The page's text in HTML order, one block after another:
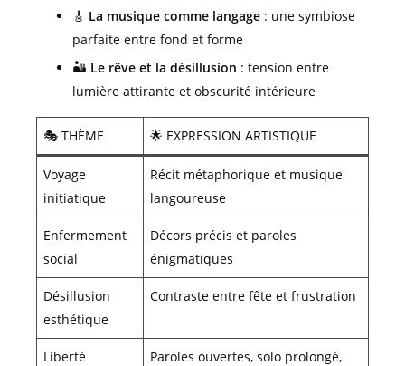
🎸 La musique comme langage : une symbiose
parfaite entre fond et forme
🏜️ Le rêve et la désillusion : tension entre
lumière attirante et obscurité intérieure
🎭 THÈME 🌟 EXPRESSION ARTISTIQUE
Voyage
initiatique
Récit métaphorique et musique
langoureuse
Enfermement
social
Décors précis et paroles
énigmatiques
Désillusion
esthétique
Contraste entre fête et frustration
Liberté
Paroles ouvertes, solo prolongé,